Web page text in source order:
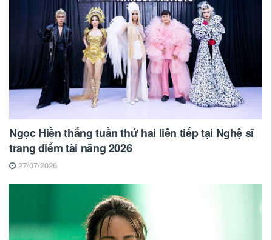
Ngọc Hiền thắng tuần thứ hai liên tiếp tại Nghệ sĩ
trang điểm tài năng 2026
27/07/2026